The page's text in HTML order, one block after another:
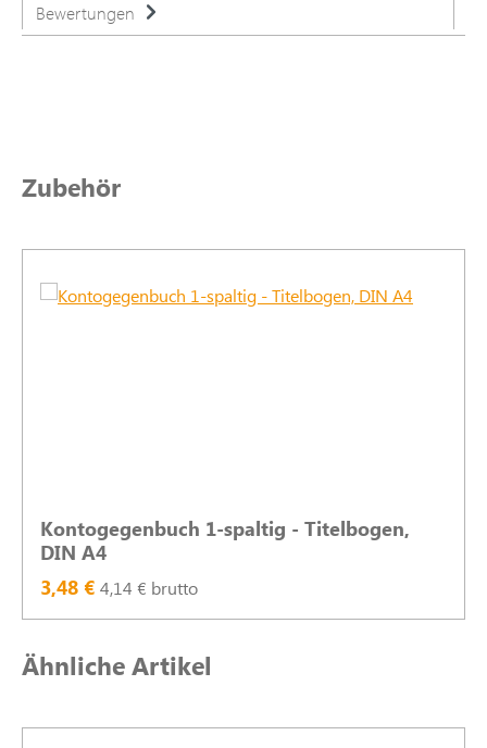
Bewertungen
Produktgalerie überspringen
Zubehör
Kontogegenbuch 1-spaltig - Titelbogen,
DIN A4
3,48 € 4,14 € brutto
Produktgalerie überspringen
Ähnliche Artikel